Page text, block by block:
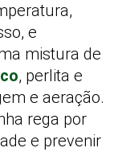
e
mistura de
, perlita e
e aeração.
rega por
e prevenir